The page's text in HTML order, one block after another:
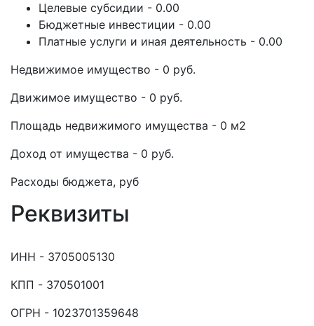
Целевые субсидии - 0.00
Бюджетные инвестиции - 0.00
Платные услуги и иная деятельность - 0.00
Недвижимое имущество - 0 руб.
Движимое имущество - 0 руб.
Площадь недвижимого имущества - 0 м2
Доход от имущества - 0 руб.
Расходы бюджета, руб
Реквизиты
ИНН - 3705005130
КПП - 370501001
ОГРН - 1023701359648